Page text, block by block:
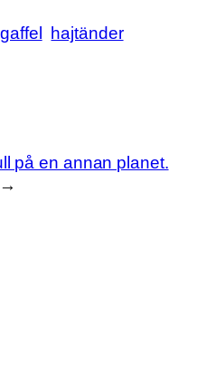
gaffel
hajtänder
på en annan planet.
→